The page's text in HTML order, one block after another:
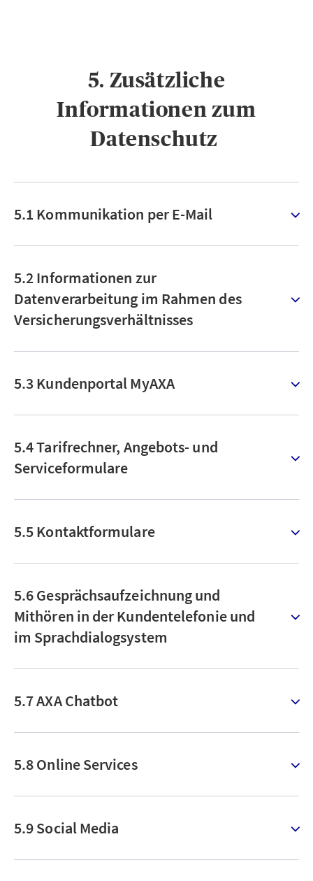
5. Zusätzliche
Informationen zum
Datenschutz ​
5.1 Kommunikation per E-Mail
5.2 Informationen zur
Datenverarbeitung im Rahmen des
Versicherungsverhältnisses
5.3 Kundenportal MyAXA
5.4 Tarifrechner, Angebots- und
Serviceformulare
5.5 Kontaktformulare
5.6 Gesprächsaufzeichnung und
Mithören in der Kundentelefonie und
im Sprachdialogsystem
5.7 AXA Chatbot
5.8 Online Services
5.9 Social Media